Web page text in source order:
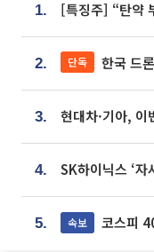
1.
2. 단독 한국 드론기
3.
4.
5. 속보 코스피